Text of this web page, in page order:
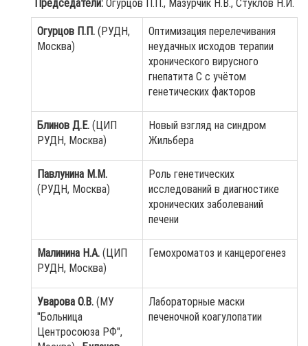
Председатели:Огурцов П.П., Мазурчик Н.В., Стуклов Н.И.
Огурцов П.П.(РУДН,
Москва)
Оптимизация перелечивания
неудачных исходов терапии
хронического вирусного
гнепатита С с учётом
генетических факторов
Блинов Д.Е.(ЦИП
РУДН, Москва)
Новый взгляд на синдром
Жильбера
Павлунина М.М.
(РУДН, Москва)
Роль генетических
исследований в диагностике
хронических заболеваний
печени
Малинина Н.А.(ЦИП
РУДН, Москва)
Гемохроматоз и канцерогенез
Уварова О.В.(МУ
"Больница
Центросоюза РФ",
Лабораторные маски
печеночной коагулопатии